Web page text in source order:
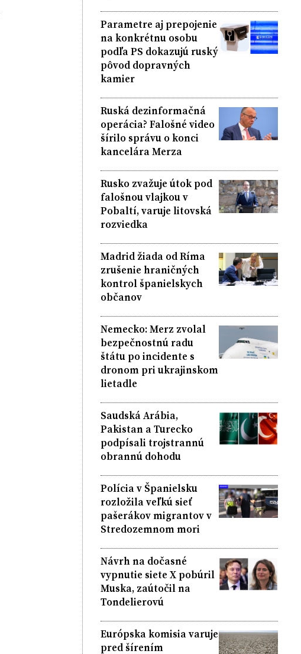
Parametre aj prepojenie
na konkrétnu osobu
podľa PS dokazujú ruský
pôvod dopravných
kamier
Ruská dezinformačná
operácia? Falošné video
šírilo správu o konci
kancelára Merza
Rusko zvažuje útok pod
falošnou vlajkou v
Pobaltí, varuje litovská
rozviedka
Madrid žiada od Ríma
zrušenie hraničných
kontrol španielskych
občanov
Nemecko: Merz zvolal
bezpečnostnú radu
štátu po incidente s
dronom pri ukrajinskom
lietadle
Saudská Arábia,
Pakistan a Turecko
podpísali trojstrannú
obrannú dohodu
Polícia v Španielsku
rozložila veľkú sieť
pašerákov migrantov v
Stredozemnom mori
Návrh na dočasné
vypnutie siete X pobúril
Muska, zaútočil na
Tondelierovú
Európska komisia varuje
pred šírením